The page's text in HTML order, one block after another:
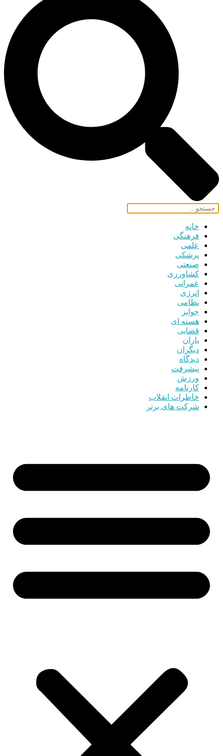
خانه
فرهنگی
علمی
پزشکی
صنعتی
کشاورزی
عمرانی
انرژی
نظامی
جوایز
هسته ای
قضایی
یاران
دیگران
دیدگاه
پیشرفت
ورزش
کارنامه
خاطرات انقلاب
شرکت های برتر